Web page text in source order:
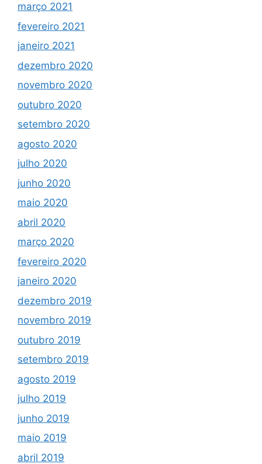
março 2021
fevereiro 2021
janeiro 2021
dezembro 2020
novembro 2020
outubro 2020
setembro 2020
agosto 2020
julho 2020
junho 2020
maio 2020
abril 2020
março 2020
fevereiro 2020
janeiro 2020
dezembro 2019
novembro 2019
outubro 2019
setembro 2019
agosto 2019
julho 2019
junho 2019
maio 2019
abril 2019